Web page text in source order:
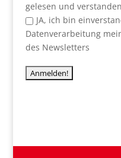
gelesen und
JA, ich bin
Datenverarbeitung
des Newsletters